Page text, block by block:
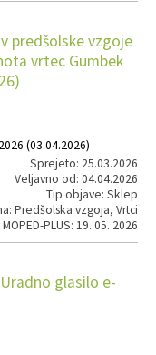
predšolske vzgoje
vrtec Gumbek
(03.04.2026)
Sprejeto: 25.03.2026
Veljavno od: 04.04.2026
Tip objave: Sklep
Predšolska vzgoja, Vrtci
PLUS: 19. 05. 2026
glasilo e-